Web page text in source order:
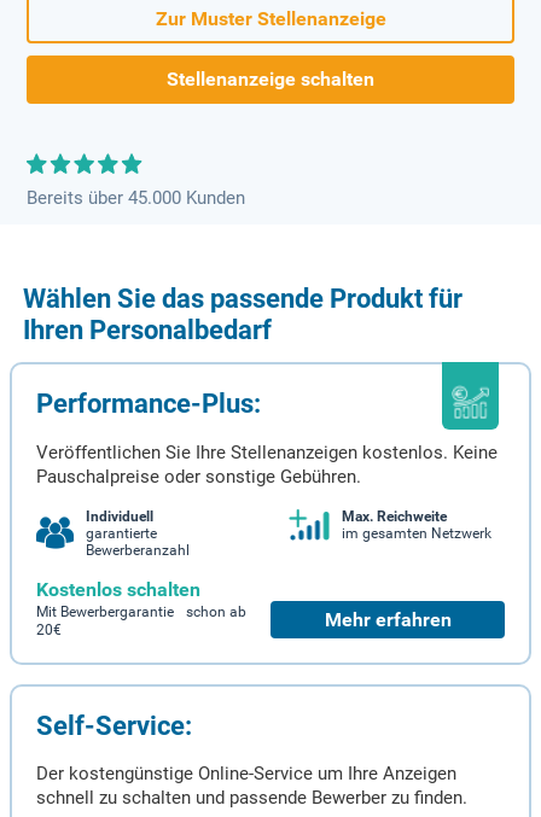
Zur Muster Stellenanzeige
Stellenanzeige schalten
Bereits über 45.000 Kunden
Wählen Sie das passende Produkt für
Ihren Personalbedarf
Performance-Plus:
Veröffentlichen Sie Ihre Stellenanzeigen kostenlos. Keine
Pauschalpreise oder sonstige Gebühren.
Individuell
garantierte
Bewerberanzahl
Max. Reichweite
im gesamten Netzwerk
Kostenlos schalten
Mit Bewerbergarantie schon ab
20€
Mehr erfahren
Self-Service:
Der kostengünstige Online-Service um Ihre Anzeigen
schnell zu schalten und passende Bewerber zu finden.